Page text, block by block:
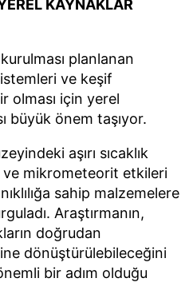
KAYNAKLAR
planlanan
ve keşif
olması için yerel
büyük önem taşıyor.
aşırı sıcaklık
mikrometeorit etkileri
sahip malzemelere
Araştırmanın,
doğrudan
dönüştürülebileceğini
bir adım olduğu